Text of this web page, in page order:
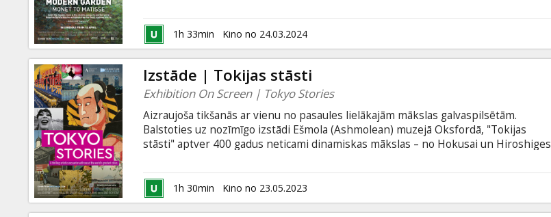
un plašā Karaliskās Mākslas akadēmijas Londonā izstādē.
1h 33min Kino no 24.03.2024
Izstāde | Tokijas stāsti
Exhibition On Screen | Tokyo Stories
Aizraujoša tikšanās ar vienu no pasaules lielākajām mākslas galvaspilsētām.
Balstoties uz nozīmīgo izstādi Ešmola (Ashmolean) muzejā Oksfordā, "Tokijas
stāsti" aptver 400 gadus neticami dinamiskas mākslas – no Hokusai un Hiroshiges
filmām un pavisam jauniem mākslas darbiem, kas radīti uz ielām. Izstāde guva
sensacionālus panākumus un atveda uz muzeju jaunāku un daudzveidīgāku
skaitītāju auditoriju.
1h 30min Kino no 23.05.2023